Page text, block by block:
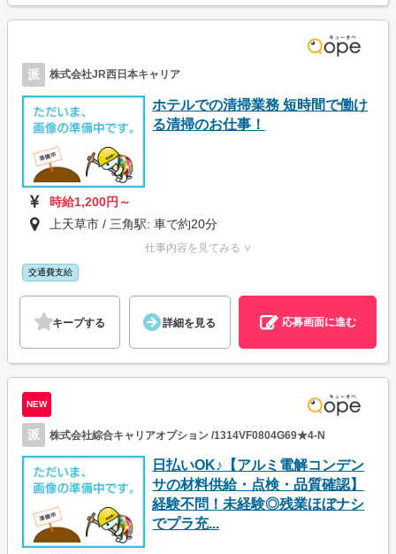
派 株式会社JR西日本キャリア
ホテルでの清掃業務 短時間で働け
る清掃のお仕事！
時給1,200円～
上天草市 / 三角駅: 車で約20分
仕事内容を見てみる ∨
交通費支給
キープする 詳細を見る 応募画面に進む
NEW
派 株式会社綜合キャリアオプション /1314VF0804G69★4-N
日払いOK♪【アルミ電解コンデン
サの材料供給・点検・品質確認】
経験不問！未経験◎残業ほぼナシ
でプラ充...